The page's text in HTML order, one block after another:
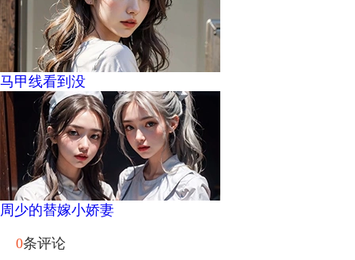
马甲线看到没
周少的替嫁小娇妻
0条评论